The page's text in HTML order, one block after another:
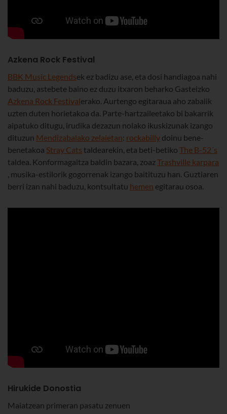
Azkena Rock Festival
BBK Music Legendsek ez badizu ase, eta dosi handiagoa nahi
baduzu, astebete baino ez duzu itxaron beharko Gasteizko
Azkena Rock Festivalerako. Aurtengo egitaraua aho zabalik
uzten duten horietakoa da. Parte-hartzaileetako bi bakarrik
aipatuko ditugu, irudika dezazun nolako ikuskizunak izango
dituzun Mendizabalako zelaietan: rockabilly doinu bene-
benetakoa Stray Cats taldearekin, eta beti-betiko The B-52´s
taldea. Konformagaitza baldin bazara, zoazTrashville karpara
, musika-estilorik gogorrenak izango baitituzu han. Guztiaren
berri izan nahi baduzu, kontsultatu hemen egitarau osoa.
Hirukide Donostia
Maiatzean primeran pasatu zenuen